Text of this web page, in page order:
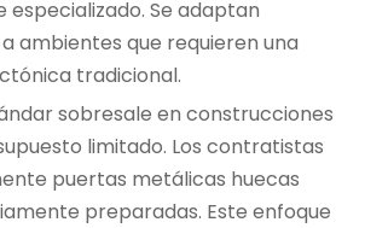
especializado. Se adaptan
ambientes que requieren una
tradicional.
sobresale en construcciones
limitado. Los contratistas
puertas metálicas huecas
preparadas. Este enfoque